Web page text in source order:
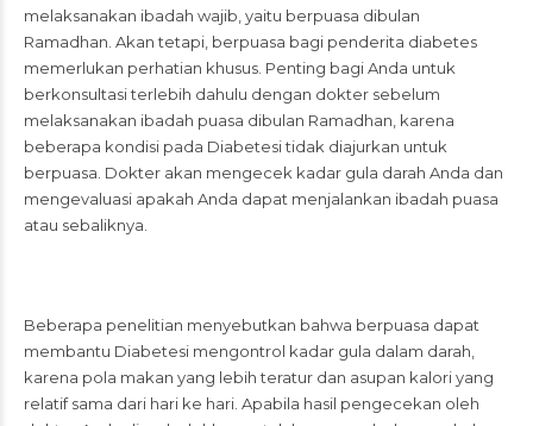
melaksanakan ibadah wajib, yaitu berpuasa dibulan
Ramadhan. Akan tetapi, berpuasa bagi penderita diabetes
memerlukan perhatian khusus. Penting bagi Anda untuk
berkonsultasi terlebih dahulu dengan dokter sebelum
melaksanakan ibadah puasa dibulan Ramadhan, karena
beberapa kondisi pada Diabetesi tidak diajurkan untuk
berpuasa. Dokter akan mengecek kadar gula darah Anda dan
mengevaluasi apakah Anda dapat menjalankan ibadah puasa
atau sebaliknya.
Beberapa penelitian menyebutkan bahwa berpuasa dapat
membantu Diabetesi mengontrol kadar gula dalam darah,
karena pola makan yang lebih teratur dan asupan kalori yang
relatif sama dari hari ke hari. Apabila hasil pengecekan oleh